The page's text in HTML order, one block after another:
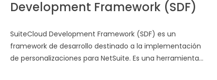
Development Framework (SDF)
SuiteCloud Development Framework (SDF) es un
framework de desarrollo destinado a la implementación
de personalizaciones para NetSuite. Es una herramienta…